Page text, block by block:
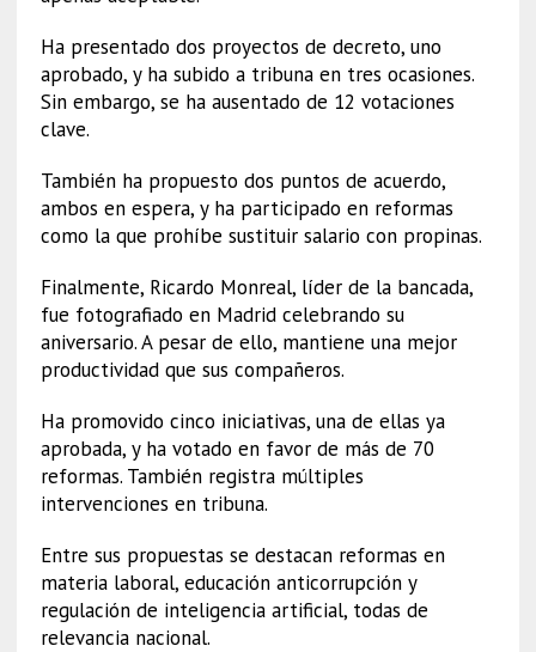
Ha presentado dos proyectos de decreto, uno
aprobado, y ha subido a tribuna en tres ocasiones.
Sin embargo, se ha ausentado de 12 votaciones
clave.
También ha propuesto dos puntos de acuerdo,
ambos en espera, y ha participado en reformas
como la que prohíbe sustituir salario con propinas.
Finalmente, Ricardo Monreal, líder de la bancada,
fue fotografiado en Madrid celebrando su
aniversario. A pesar de ello, mantiene una mejor
productividad que sus compañeros.
Ha promovido cinco iniciativas, una de ellas ya
aprobada, y ha votado en favor de más de 70
reformas. También registra múltiples
intervenciones en tribuna.
Entre sus propuestas se destacan reformas en
materia laboral, educación anticorrupción y
regulación de inteligencia artificial, todas de
relevancia nacional.